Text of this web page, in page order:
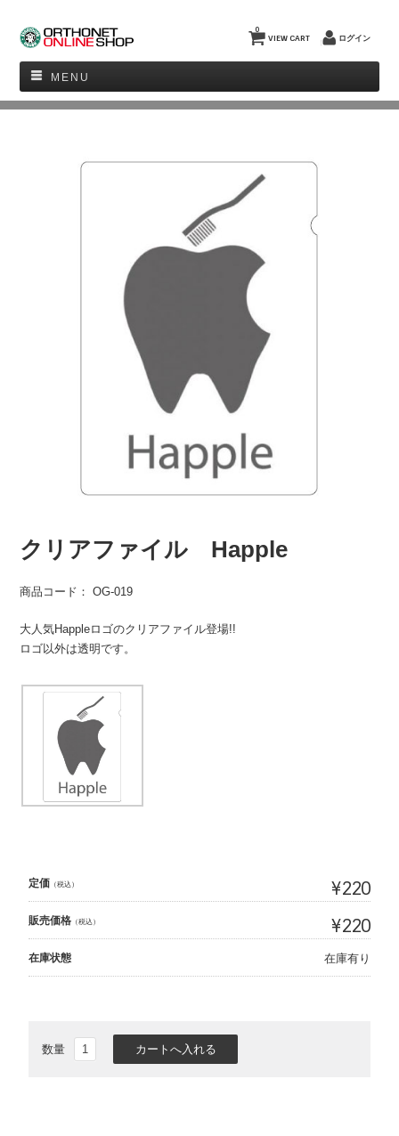
VIEW CART
0
ログイン
MENU
クリアファイル Happle
商品コード： OG-019
大人気Happleロゴのクリアファイル登場!!
ロゴ以外は透明です。
定価 （税込） ¥220
販売価格 （税込） ¥220
在庫状態 在庫有り
数量